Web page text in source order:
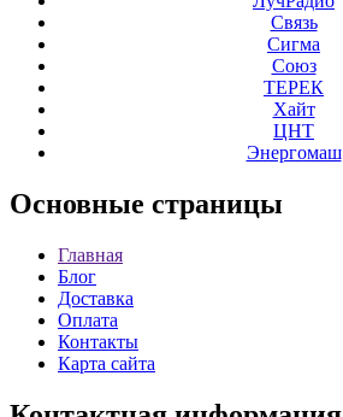
Связь
Сигма
Союз
ТЕРЕК
Хайт
ЦНТ
Энергомаш
Основные страницы
Главная
Блог
Доставка
Оплата
Контакты
Карта сайта